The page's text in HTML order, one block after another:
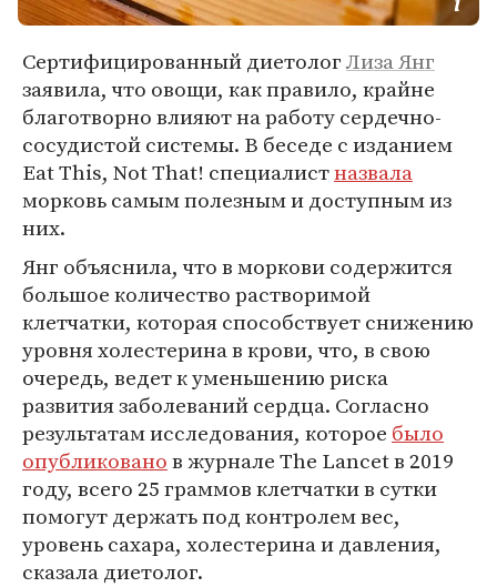
Сертифицированный диетологЛиза Янг
заявила, что овощи, как правило, крайне
благотворно влияют на работу сердечно-
сосудистой системы. В беседе с изданием
Eat This, Not That! специалистназвала
морковь самым полезным и доступным из
них.
Янг объяснила, что в моркови содержится
большое количество растворимой
клетчатки, которая способствует снижению
уровня холестерина в крови, что, в свою
очередь, ведет к уменьшению риска
развития заболеваний сердца. Согласно
результатам исследования, которое было
опубликованов журнале The Lancet в 2019
году, всего 25 граммов клетчатки в сутки
помогут держать под контролем вес,
уровень сахара, холестерина и давления,
сказала диетолог.